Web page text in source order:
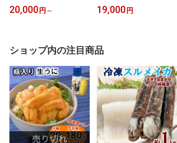
然 生うに 180g （1本 2
本 3本 5本）牛乳瓶入り
る 生雲丹 生ウニ ウニ 海
鮮 海産物 魚介 海の幸 う
に丼 丼 ふるさと 牛乳瓶
瓶詰め 瓶 岩手 三陸 普代
村
20,000円 ～
【厳選】 普代産 天然生
うに 瓶詰め1本 170g 無
と うに瓶 冷蔵 国産 岩手
三陸 海鮮 海産物 魚介 海
の幸 uni 期間限定
19,000円
ショップ内の注目商品